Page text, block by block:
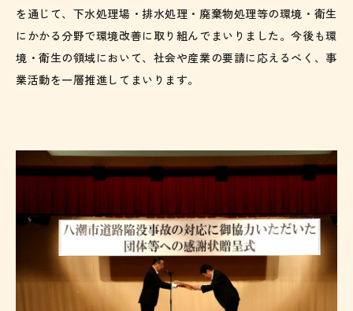
を通じて、下水処理場・排水処理・廃棄物処理等の環境・衛生
にかかる分野で環境改善に取り組んでまいりました。今後も環
境・衛生の領域において、社会や産業の要請に応えるべく、事
業活動を一層推進してまいります。